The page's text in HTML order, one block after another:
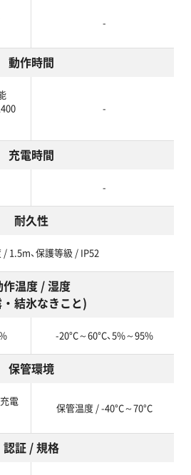
-
動作時間
-
充電時間
-
耐久性
/ 1.5m、保護等級 / IP52
作温度 / 湿度
・ 結氷なきこと)
-20°C～60°C、5%～95%
保管環境
電
保管温度 / -40°C～70°C
認証 / 規格